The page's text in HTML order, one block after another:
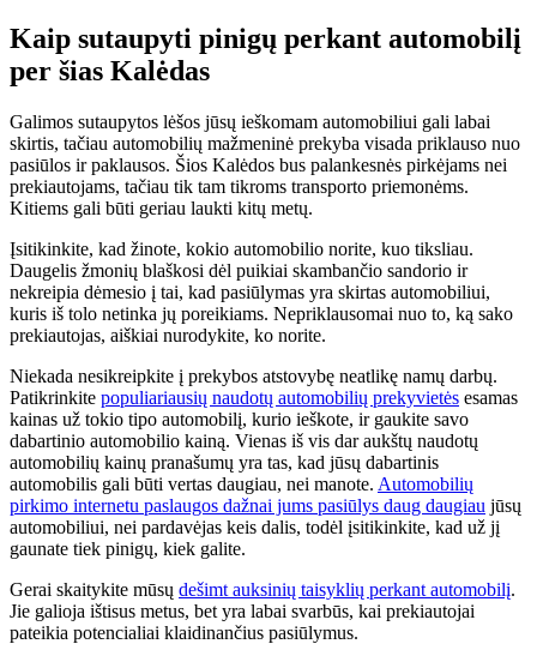
Kaip sutaupyti pinigų perkant automobilį
per šias Kalėdas
Galimos sutaupytos lėšos jūsų ieškomam automobiliui gali labai
skirtis, tačiau automobilių mažmeninė prekyba visada priklauso nuo
pasiūlos ir paklausos. Šios Kalėdos bus palankesnės pirkėjams nei
prekiautojams, tačiau tik tam tikroms transporto priemonėms.
Kitiems gali būti geriau laukti kitų metų.
Įsitikinkite, kad žinote, kokio automobilio norite, kuo tiksliau.
Daugelis žmonių blaškosi dėl puikiai skambančio sandorio ir
nekreipia dėmesio į tai, kad pasiūlymas yra skirtas automobiliui,
kuris iš tolo netinka jų poreikiams. Nepriklausomai nuo to, ką sako
prekiautojas, aiškiai nurodykite, ko norite.
Niekada nesikreipkite į prekybos atstovybę neatlikę namų darbų.
Patikrinkite populiariausių naudotų automobilių prekyvietės esamas
kainas už tokio tipo automobilį, kurio ieškote, ir gaukite savo
dabartinio automobilio kainą. Vienas iš vis dar aukštų naudotų
automobilių kainų pranašumų yra tas, kad jūsų dabartinis
automobilis gali būti vertas daugiau, nei manote. Automobilių
pirkimo internetu paslaugos dažnai jums pasiūlys daug daugiau jūsų
automobiliui, nei pardavėjas keis dalis, todėl įsitikinkite, kad už jį
gaunate tiek pinigų, kiek galite.
Gerai skaitykite mūsų dešimt auksinių taisyklių perkant automobilį.
Jie galioja ištisus metus, bet yra labai svarbūs, kai prekiautojai
pateikia potencialiai klaidinančius pasiūlymus.